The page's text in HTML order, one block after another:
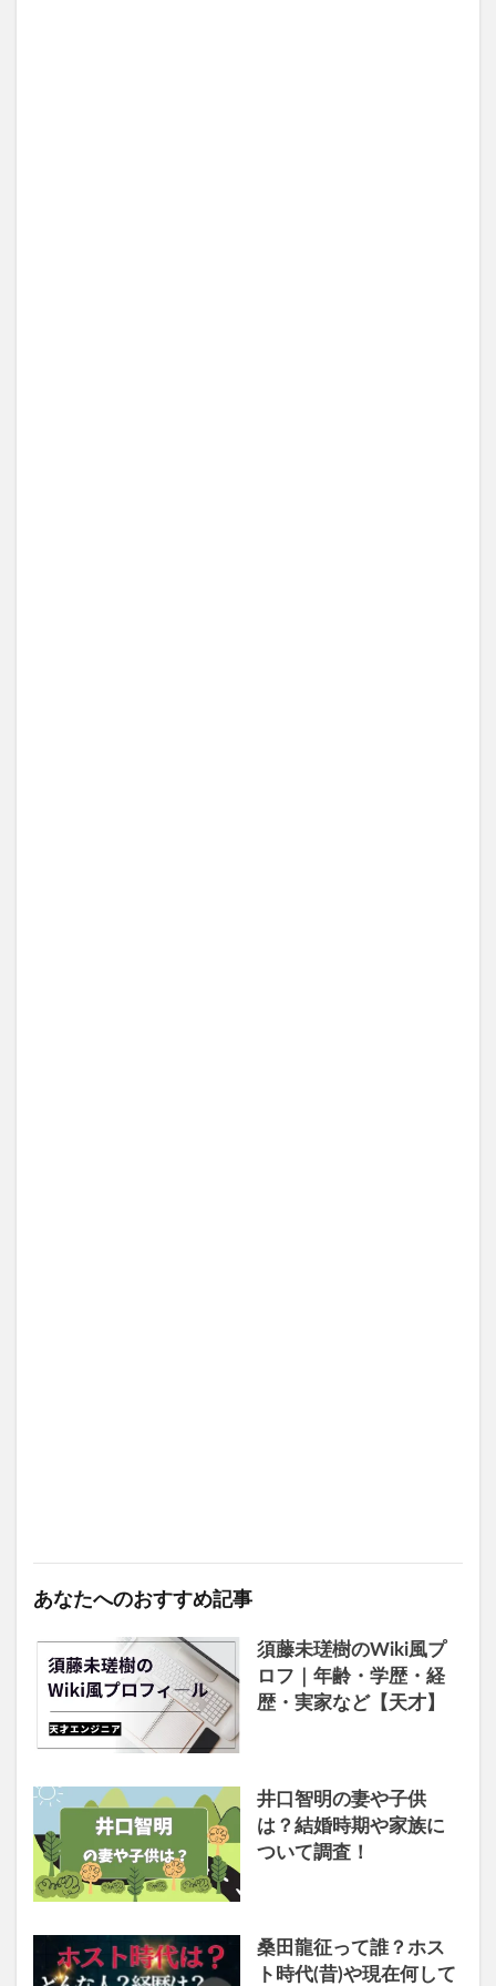
あなたへのおすすめ記事
須藤未瑳樹のWiki風プ
ロフ｜年齢・学歴・経
歴・実家など【天才】
井口智明の妻や子供
は？結婚時期や家族に
ついて調査！
桑田龍征って誰？ホス
ト時代(昔)や現在何して